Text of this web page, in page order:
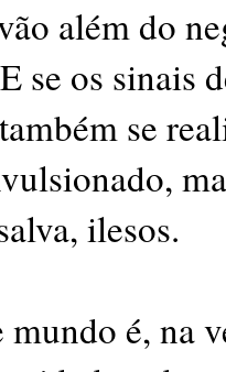
além do
se os sinais
se
ilesos.
mundo é, na